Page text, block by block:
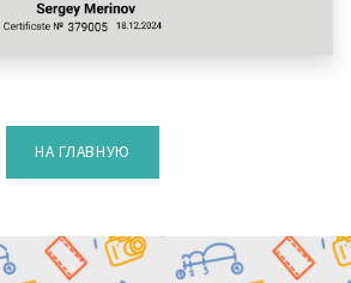
НА ГЛАВНУЮ